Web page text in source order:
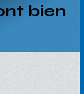
bien